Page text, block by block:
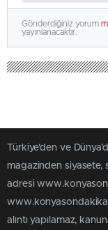
Gönderdiğiniz yorum
yayınlanacaktır.
Türkiye'den ve
magazinden siyasete,
adresi
alıntı yapılamaz,